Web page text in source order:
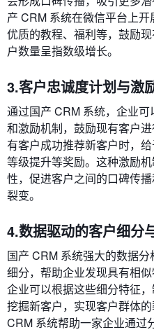
产 CRM 系统在微信平台上
优质的教程、福利等，鼓励
户数量呈指数级增长。
3.客户忠诚度计划与激
通过国产 CRM 系统，企业
和激励机制，鼓励现有客户
有客户成功推荐新客户时，
等级提升等奖励。这种激励
性，促进客户之间的口碑传
裂变。
4.数据驱动的客户细分
国产 CRM 系统强大的数据
细分，帮助企业发现具有相
企业可以根据这些细分特征
挖掘新客户，实现客户群体
CRM 系统帮助一家企业通过